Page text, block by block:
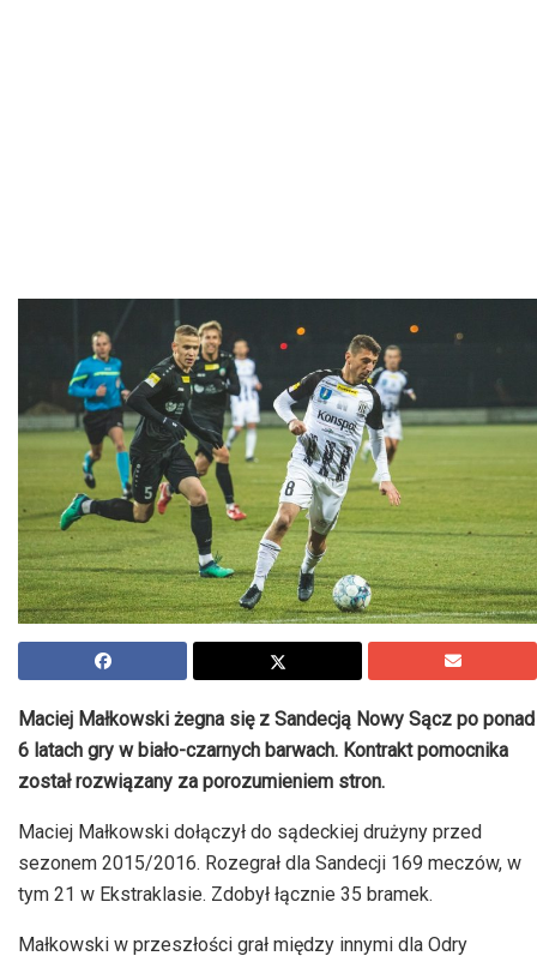
Maciej Małkowski żegna się z Sandecją Nowy Sącz po ponad
6 latach gry w biało-czarnych barwach. Kontrakt pomocnika
został rozwiązany za porozumieniem stron.
Maciej Małkowski dołączył do sądeckiej drużyny przed
sezonem 2015/2016. Rozegrał dla Sandecji 169 meczów, w
tym 21 w Ekstraklasie. Zdobył łącznie 35 bramek.
Małkowski w przeszłości grał między innymi dla Odry